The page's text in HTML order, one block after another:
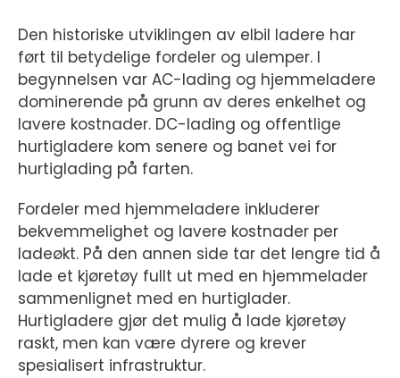
Den historiske utviklingen av elbil ladere har
ført til betydelige fordeler og ulemper. I
begynnelsen var AC-lading og hjemmeladere
dominerende på grunn av deres enkelhet og
lavere kostnader. DC-lading og offentlige
hurtigladere kom senere og banet vei for
hurtiglading på farten.
Fordeler med hjemmeladere inkluderer
bekvemmelighet og lavere kostnader per
ladeøkt. På den annen side tar det lengre tid å
lade et kjøretøy fullt ut med en hjemmelader
sammenlignet med en hurtiglader.
Hurtigladere gjør det mulig å lade kjøretøy
raskt, men kan være dyrere og krever
spesialisert infrastruktur.